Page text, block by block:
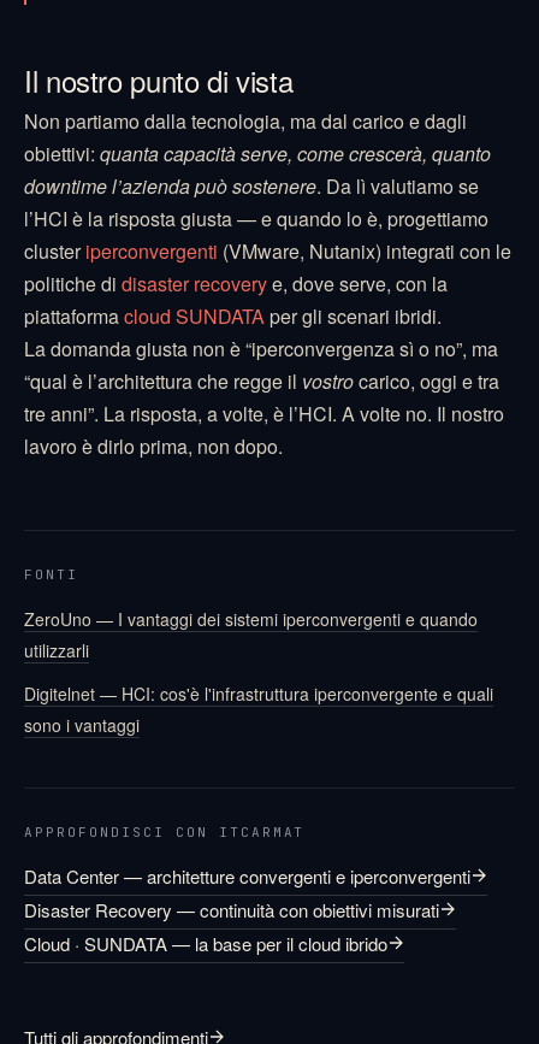
Il nostro punto di vista
Non partiamo dalla tecnologia, ma dal carico e dagli
obiettivi: quanta capacità serve, come crescerà, quanto
downtime l’azienda può sostenere. Da lì valutiamo se
l’HCI è la risposta giusta — e quando lo è, progettiamo
clusteriperconvergenti (VMware, Nutanix) integrati con le
politiche di disaster recoverye, dove serve, con la
piattaformacloud SUNDATAper gli scenari ibridi.
La domanda giusta non è “iperconvergenza sì o no”, ma
“qual è l’architettura che regge il vostrocarico, oggi e tra
tre anni”. La risposta, a volte, è l’HCI. A volte no. Il nostro
lavoro è dirlo prima, non dopo.
FONTI
ZeroUno — I vantaggi dei sistemi iperconvergenti e quando
utilizzarli
Digitelnet — HCI: cos'è l'infrastruttura iperconvergente e quali
sono i vantaggi
APPROFONDISCI CON ITCARMAT
Data Center — architetture convergenti e iperconvergenti
Disaster Recovery — continuità con obiettivi misurati
Cloud · SUNDATA — la base per il cloud ibrido
Tutti gli approfondimenti